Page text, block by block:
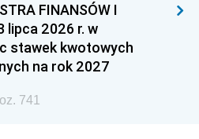
FINANSÓW I
lipca 2026 r. w
stawek kwotowych
na rok 2027
741